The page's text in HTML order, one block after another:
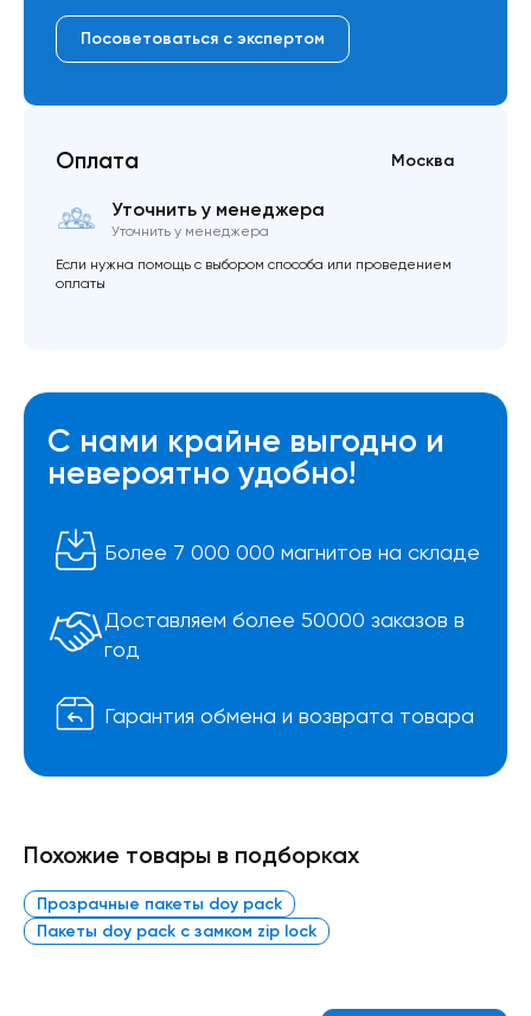
Посоветоваться с экспертом
Оплата Москва
Уточнить у менеджера
Уточнить у менеджера
Если нужна помощь с выбором способа или проведением
оплаты
С нами крайне выгодно и
невероятно удобно!
Более 7 000 000 магнитов на складе
Доставляем более 50000 заказов в
год
Гарантия обмена и возврата товара
Похожие товары в подборках
Прозрачные пакеты doy pack
Пакеты doy pack с замком zip lock